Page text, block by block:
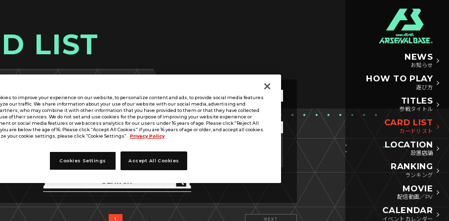
NEWS
お知らせ
HOW TO PLAY
遊び方
TITLES
参戦タイトル
CARD LIST
カードリスト
LOCATION
設置店舗
RANKING
ランキング
MOVIE
配信動画／PV
CALENDAR
イベントカレンダー
LIST
1 NEXT
to improve your experience on our website, to personalize content and ads, to provide social media features
our traffic. We share information about your use of our website with our social media, advertising and
who may combine it with other information that you have provided to them or that they have collected
of their services. We do not set and use cookies for the purpose of improving your website experience or
or social media features or web access analytics for our users under 16 years of age. Please click “Reject All
are below the age of 16. Please click “Accept All Cookies” if you are 16 years of age or older, and accept all cookies.
your cookie settings, please click “Cookie Settings”.
Privacy Policy
Cookies Settings Accept All Cookies